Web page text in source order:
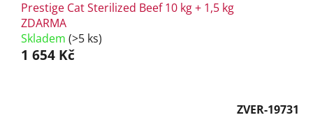
Prestige Cat Sterilized Beef 10 kg + 1,5 kg
ZDARMA
Skladem (>5 ks)
1 654 Kč
ZVER-19731